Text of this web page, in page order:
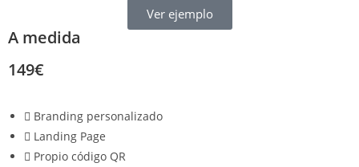
Ver ejemplo
A medida
149€
Branding personalizado
Landing Page
Propio código QR